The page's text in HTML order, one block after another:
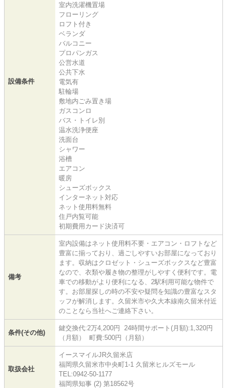
設備条件
室内洗濯機置場
フローリング
ロフト付き
ベランダ
バルコニー
プロパンガス
公営水道
公共下水
電気有
駐輪場
敷地内ごみ置き場
ガスコンロ
バス・トイレ別
温水洗浄便座
洗面台
シャワー
浴槽
エアコン
暖房
シューズボックス
インターネット対応
ネット使用料無料
住戸内覧可能
初期費用カード決済可
備考
室内設備はネット使用料不要・エアコン・ロフトなど
豊富に揃っており、過ごしやすいお部屋になっており
ます。収納はクロゼット・シューズボックスなど豊富
なので、衣類や履き物の整理がしやすく便利です。電
車での移動がより便利になる、2駅利用可能な物件で
す。お部屋探しの時の不安や疑問を知識の豊富なスタ
ッフが解消します。久留米市や久大本線南久留米付近
のことなら当社へご連絡下さい。
条件(その他)
鍵交換代:2万4,200円 24時間サポート(月額):1,320円
（月額） 町費:500円（月額）
取扱会社
イースマイルJR久留米店
福岡県久留米市中央町1-1 久留米ヒルズモール
TEL:0942-50-1177
福岡県知事 (2) 第18562号